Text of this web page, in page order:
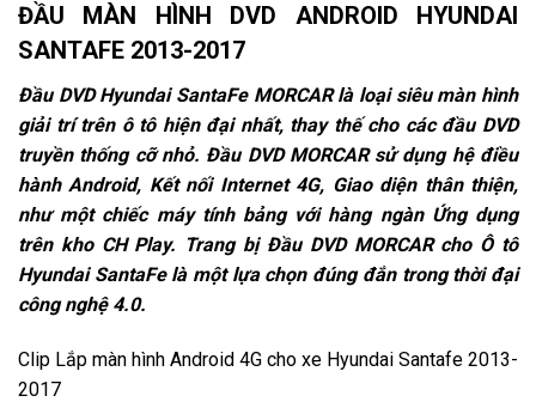
ĐẦU MÀN HÌNH DVD ANDROID HYUNDAI
SANTAFE 2013-2017
Đầu DVDHyundai SantaFe MORCAR là loại siêu màn hình
giải trí trên ô tô hiện đại nhất, thay thế cho các đầu DVD
truyền thống cỡ nhỏ. Đầu DVD MORCAR sử dụng hệ điều
hành Android, Kết nối Internet 4G, Giao diện thân thiện,
như một chiếc máy tính bảng với hàng ngàn Ứng dụng
trên kho CH Play. Trang bị Đầu DVD MORCAR cho Ô tô
Hyundai SantaFe là một lựa chọn đúng đắn trong thời đại
công nghệ 4.0.
Clip Lắp màn hình Android 4G cho xe Hyundai Santafe 2013-
2017